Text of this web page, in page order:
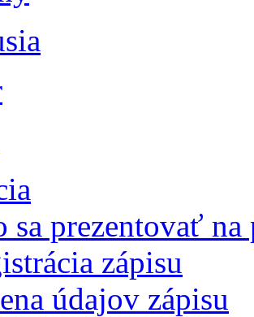
sa prezentovať
zápisu
údajov zápisu